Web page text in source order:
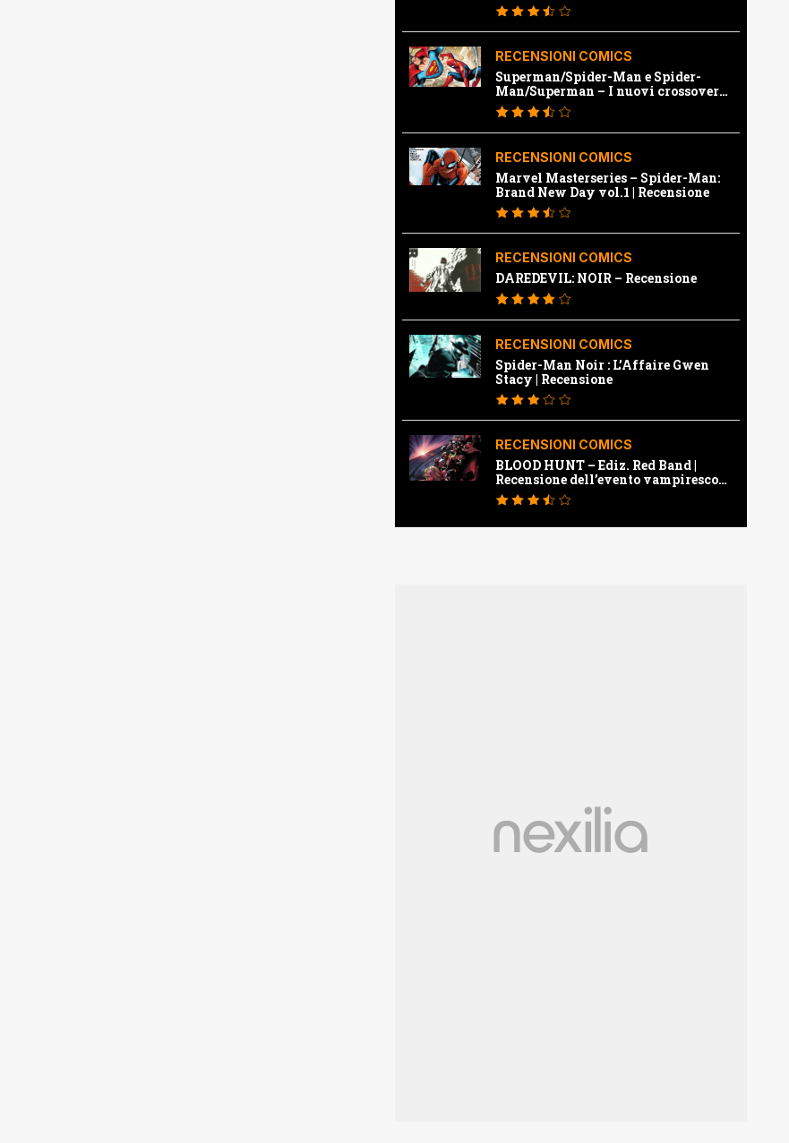
RECENSIONI COMICS
Superman/Spider-Man e Spider-
Man/Superman – I nuovi crossover
Marvel e Dc | Recensione
RECENSIONI COMICS
Marvel Masterseries – Spider-Man:
Brand New Day vol.1 | Recensione
RECENSIONI COMICS
DAREDEVIL: NOIR – Recensione
RECENSIONI COMICS
Spider-Man Noir : L’Affaire Gwen
Stacy | Recensione
RECENSIONI COMICS
BLOOD HUNT – Ediz. Red Band |
Recensione dell’evento vampiresco
della Marvel